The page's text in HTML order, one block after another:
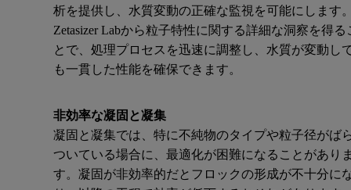
析を提供し、水質変動の正確な監視を可能にします
Zetasizer Labから粒子特性に関する詳細な洞察を得る
とで、処理プロセスを迅速に調整し、水質が変動し
も一貫した性能を確保できます。
非効率な凝固と凝集
凝固と凝集では、特に不純物のタイプや粒子径がば
ついている場合に、最適化が困難になることがあり
す。凝固が非効率的だとフロックの形成が不十分に